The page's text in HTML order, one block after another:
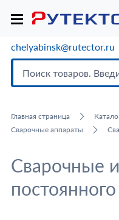
chelyabinsk@rutector.ru
Главная страница
Сварочные аппараты
Сварочные